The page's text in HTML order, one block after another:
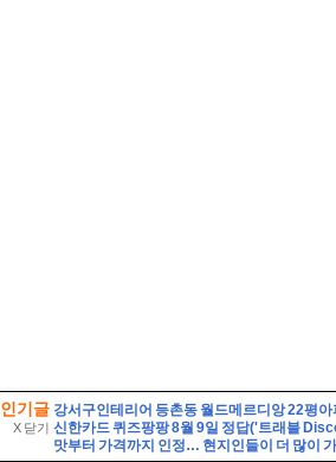
인기글
X 닫기